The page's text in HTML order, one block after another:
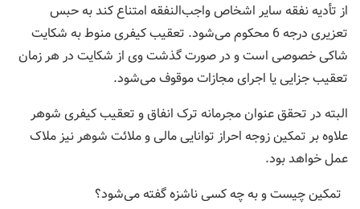
از تأدیه نفقه سایر اشخاص واجب‌‌النفقه امتناع کند به حبس
تعزیری درجه 6 محکوم می‌شود. تعقیب کیفری منوط به شکایت
شاکی خصوصی است و در صورت گذشت وی از شکایت در هر زمان
تعقیب جزایی یا اجرای مجازات موقوف می‌‌شود.
البته در تحقق عنوان مجرمانه ترک انفاق و تعقیب کیفری شوهر
علاوه بر تمکین زوجه احراز توانایی مالی و ملائت شوهر نیز ملاک
عمل خواهد بود.
تمکین چیست و به چه کسی ناشزه گفته می‌شود؟